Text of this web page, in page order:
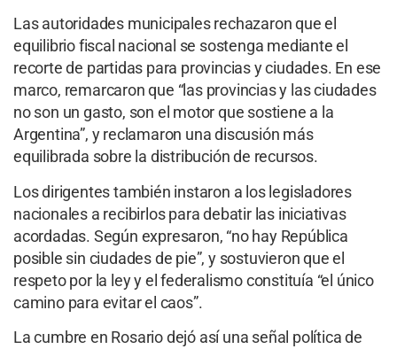
Las autoridades municipales rechazaron que el
equilibrio fiscal nacional se sostenga mediante el
recorte de partidas para provincias y ciudades. En ese
marco, remarcaron que “las provincias y las ciudades
no son un gasto, son el motor que sostiene a la
Argentina”, y reclamaron una discusión más
equilibrada sobre la distribución de recursos.
Los dirigentes también instaron a los legisladores
nacionales a recibirlos para debatir las iniciativas
acordadas. Según expresaron, “no hay República
posible sin ciudades de pie”, y sostuvieron que el
respeto por la ley y el federalismo constituía “el único
camino para evitar el caos”.
La cumbre en Rosario dejó así una señal política de